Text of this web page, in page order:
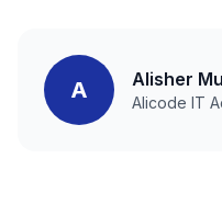
A Alisher
Alicode IT